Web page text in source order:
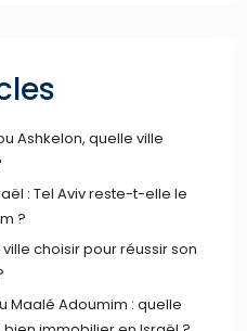
Ashkelon, quelle ville
: Tel Aviv reste-t-elle le
?
choisir pour réussir son
Maalé Adoumim : quelle